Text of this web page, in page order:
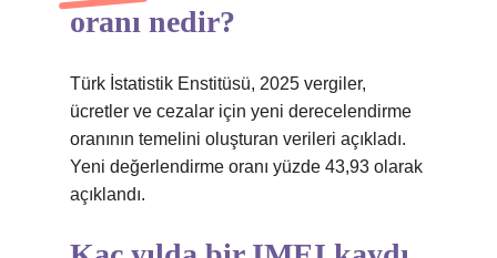
oranı nedir?
Türk İstatistik Enstitüsü, 2025 vergiler,
ücretler ve cezalar için yeni derecelendirme
oranının temelini oluşturan verileri açıkladı.
Yeni değerlendirme oranı yüzde 43,93 olarak
açıklandı.